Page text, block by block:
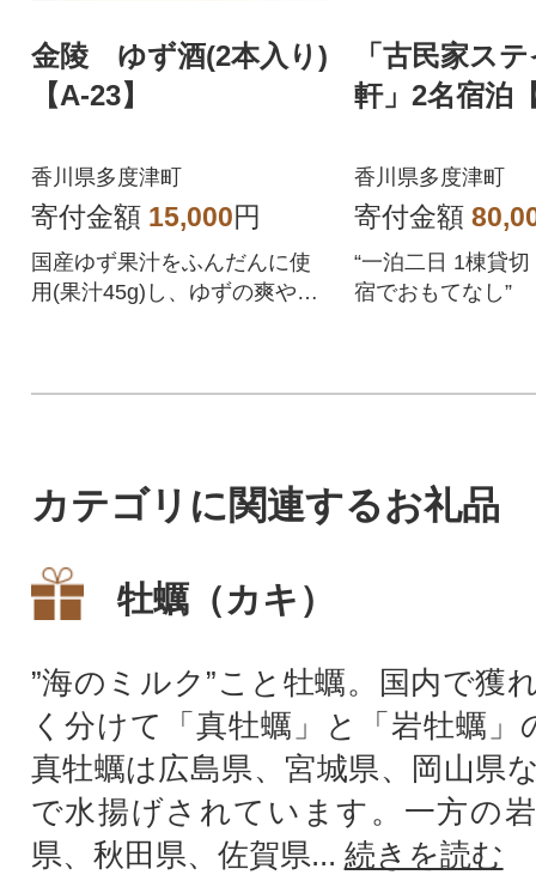
金陵 ゆず酒(2本入り)
【A-23】
香川県多度津町
寄付金額 15,000円
国産ゆず果汁をふんだんに使
用(果汁45g)し、ゆずの爽やか
「古民家ス
軒」2名宿泊
香川県多度津町
寄付金額
“一泊二日 1棟貸
宿でおもてなし”
カテゴリに関連するお礼品
牡蠣（カキ）
”海のミルク”こと牡蠣。国内で獲
く分けて「真牡蠣」と「岩牡蠣」
真牡蠣は広島県、宮城県、岡山県
で水揚げされています。一方の
県、秋田県、佐賀県... 続きを読む